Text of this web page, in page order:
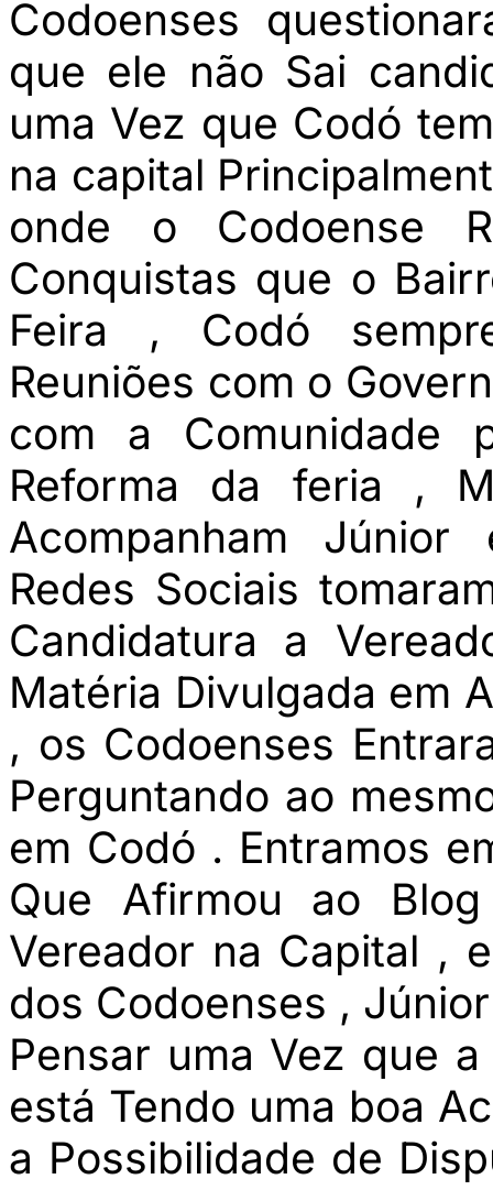
Codoenses
que ele não Sai
uma Vez que Codó
na capital
onde o Codoense
Conquistas que o
Feira , Codó
Reuniões com o
com a Comunidade
Reforma da feria ,
Acompanham
Redes Sociais
Candidatura a
Matéria Divulgada em
, os Codoenses
Perguntando ao
em Codó . Entramos
Que Afirmou ao
Vereador na Capital ,
dos Codoenses ,
Pensar uma Vez que
está Tendo uma boa
a Possibilidade de